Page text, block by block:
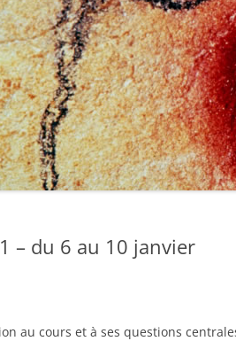
– du 6 au 10 janvier
au cours et à ses questions